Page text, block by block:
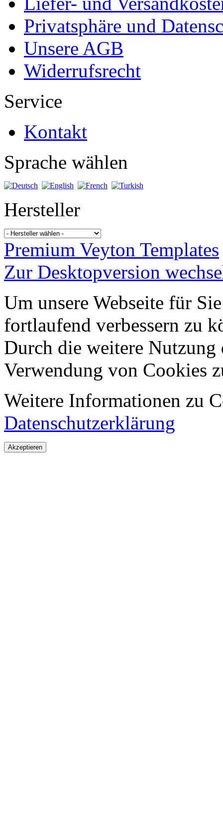
Privatsphäre und
Unsere AGB
Widerrufsrecht
Service
Kontakt
Sprache wählen
Hersteller
Premium Veyton Templates
Zur Desktopversion
Um unsere Webseite für
fortlaufend verbessern zu
Durch die weitere Nutzung
Verwendung von Cookies
Weitere Informationen zu
Datenschutzerklärung
Akzeptieren